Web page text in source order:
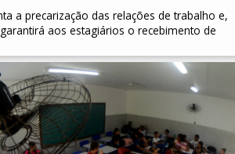
a precarização das relações de trabalho e,
aos estagiários o recebimento de